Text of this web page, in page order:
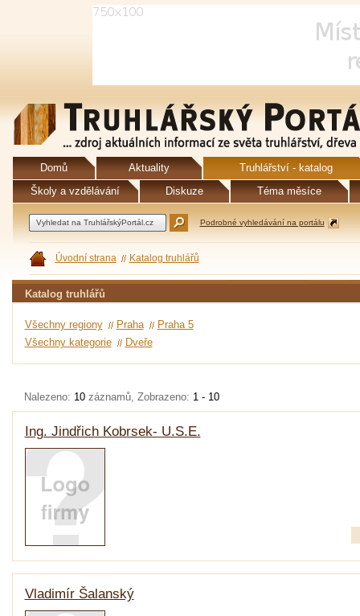
Domů Aktuality
Truhlářství - katalog
Školy a vzdělávání
Diskuze Téma měsíce
Podrobné vyhledávání na portálu
Úvodní strana Katalog truhlářů
Katalog truhlářů
Všechny regiony Praha
Praha 5
Všechny kategorie
Dveře
Nalezeno: 10 záznamů, Zobrazeno: 1 - 10
Ing. Jindřich Kobrsek- U.S.E.
Vladimír Šalanský